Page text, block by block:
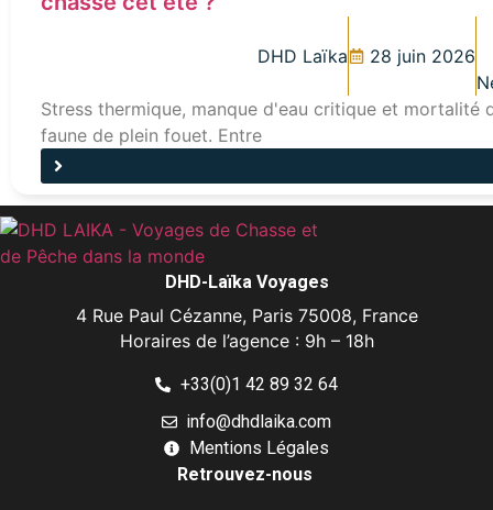
DHD Laïka
28 juin 2026
Stress thermique, manque d'eau critique et mortalité
faune de plein fouet. Entre
DHD-Laïka Voyages
4 Rue Paul Cézanne, Paris 75008, France
Horaires de l’agence : 9h – 18h
+33(0)1 42 89 32 64
info@dhdlaika.com
Mentions Légales
Retrouvez-nous